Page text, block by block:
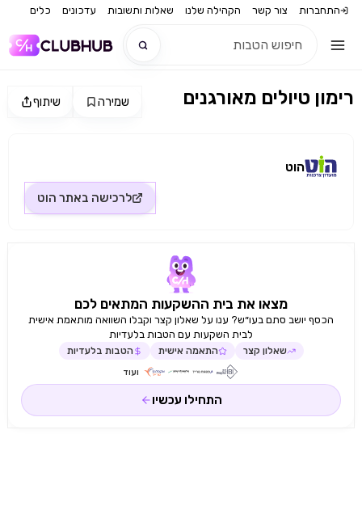
התחברות צור קשר הקהילה שלנו שאלות ותשובות עדכונים כלים
שיתוף שמירה רימון טיולים מאורגנים
הוט
לרכישה באתר הוט
מצאו את בית ההשקעות המתאים לכם
הכסף יושב סתם בעו״ש? ענו על שאלון קצר וקבלו השוואה מותאמת אישית
לבית השקעות עם הטבות בלעדיות
שאלון קצר התאמה אישית הטבות בלעדיות
ועוד
התחילו עכשיו